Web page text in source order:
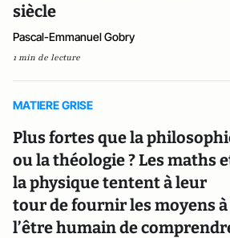
siècle
Pascal-Emmanuel Gobry
1 min de lecture
MATIERE GRISE
Plus fortes que la
ou la théologie ? Les maths
la physique tentent à leur
tour de fournir les moyens à
l’être humain de